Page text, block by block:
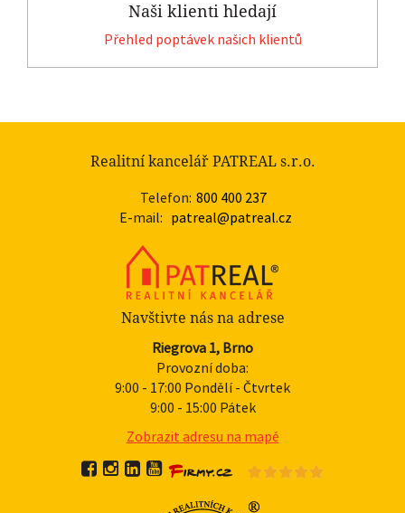
Naši klienti hledají
Přehled poptávek našich klientů
Realitní kancelář PATREAL s.r.o.
Telefon: 800 400 237
E-mail: patreal@patreal.cz
Navštivte nás na adrese
Riegrova 1, Brno
Provozní doba:
9:00 - 17:00 Pondělí - Čtvrtek
9:00 - 15:00 Pátek
Zobrazit adresu na mapě